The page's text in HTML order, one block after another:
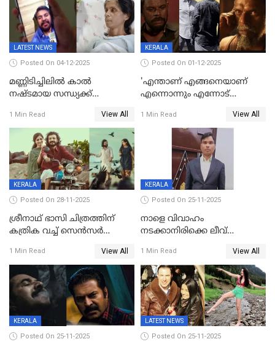
LATEST NEWS
Posted On 04-12-2025
മണ്ണിടിച്ചിലിൽ കാല്‍
നഷ്ടമായ സന്ധ്യക്ക്
വീഡിയോകോൾ;
കൃത്രിമക്കാല്‍ നല്‍കാമെന്ന്
താരം, വീട്
നിര്‍മിക്കുന്നതിനുള്ള
ഇടപെടലും നടത്തും
1 Min Read View All
KERALA
Posted On 01-12-2025
'എന്താണ് എങ്ങനെയാണ്
എന്നൊന്നും എന്നോട്
താനുമുണ്ടെന്ന് വിനായകൻ
1 Min Read View All
KERALA
Posted On 28-11-2025
ശ്രീനാഥ് ഭാസി ചിത്രത്തിന്
കത്രിക വച്ച് സെൻസർ
മാറ്റണം';പൊങ്കാല റിലീസ് മാറ്റി
1 Min Read View All
KERALA
Posted On 25-11-2025
നാളെ വിവാഹം
നടക്കാനിരിക്കെ ലീവ്
സൂപ്പർവൈസർ
ജീവനൊടുക്കി
1 Min Read View All
KERALA
Posted On 25-11-2025
LATEST NEWS
Posted On 25-11-2025